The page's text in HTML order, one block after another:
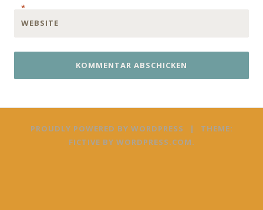
*
WEBSITE
PROUDLY POWERED BY WORDPRESS |
THEME:
FICTIVE BY WORDPRESS.COM.